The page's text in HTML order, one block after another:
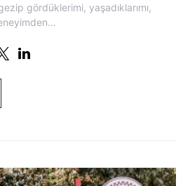
gördüklerimi, yaşadıklarımı,